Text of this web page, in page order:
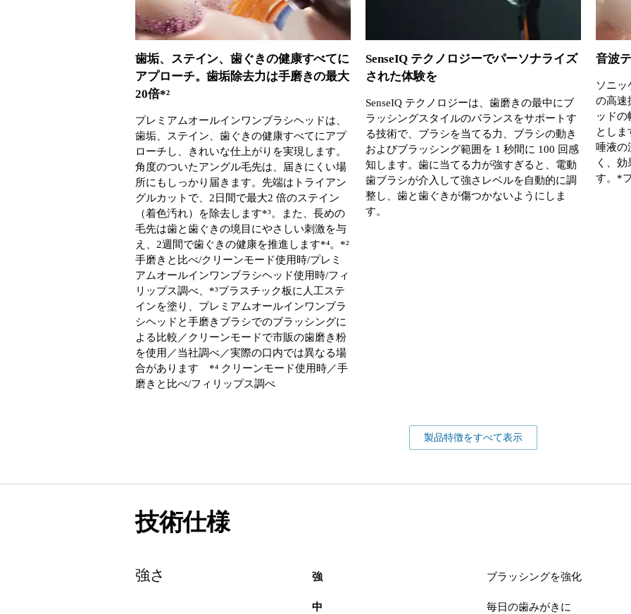
歯垢、ステイン、歯ぐきの健康すべてに
アプローチ。歯垢除去力は手磨きの最大
20倍*²
プレミアムオールインワンブラシヘッドは、
歯垢、ステイン、歯ぐきの健康すべてにアプ
ローチし、きれいな仕上がりを実現します。
角度のついたアングル毛先は、届きにくい場
所にもしっかり届きます。先端はトライアン
グルカットで、2日間で最大2 倍のステイン
（着色汚れ）を除去します*³。また、長めの
毛先は歯と歯ぐきの境目にやさしい刺激を与
え、2週間で歯ぐきの健康を推進します*⁴。*²
手磨きと比べ/クリーンモード使用時/プレミ
アムオールインワンブラシヘッド使用時/フィ
リップス調べ、*³プラスチック板に人工ステ
インを塗り、プレミアムオールインワンブラ
シヘッドと手磨きブラシでのブラッシングに
よる比較／クリーンモードで市販の歯磨き粉
を使用／当社調べ／実際の口内では異なる場
合があります *⁴ クリーンモード使用時／手
磨きと比べ/フィリップス調べ
SenseIQ テクノロジーでパーソナライズ
された体験を
SenseIQ テクノロジーは、歯磨きの最中にブ
ラッシングスタイルのバランスをサポートす
る技術で、ブラシを当てる力、ブラシの動き
およびブラッシング範囲を 1 秒間に 100 回感
知します。歯に当てる力が強すぎると、電動
歯ブラシが介入して強さレベルを自動的に調
整し、歯と歯ぐきが傷つかないようにしま
す。
音波
ソニッ
の高速
ッドの
とし
唾液の
く、
す。*
製品特徴をすべて表示
技術仕様
強さ 強 ブラッシングを強化
中 毎日の歯みがきに